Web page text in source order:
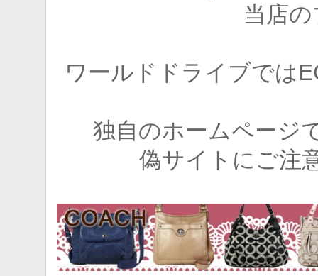
当店
ワールドドライブでは
独自のホームページ
偽サイトにご注